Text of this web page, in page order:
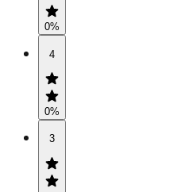
0%
4
0%
3